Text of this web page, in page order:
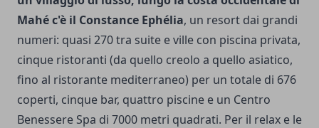
Mahé c'è il Constance Ephélia, un resort dai grandi
numeri: quasi 270 tra suite e ville con piscina privata,
cinque ristoranti (da quello creolo a quello asiatico,
fino al ristorante mediterraneo) per un totale di 676
coperti, cinque bar, quattro piscine e un Centro
Benessere Spa di 7000 metri quadrati. Per il relax e le